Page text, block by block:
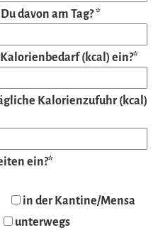
davon am Tag? *
(kcal) ein?*
Kalorienzufuhr (kcal)
ein?*
in der Kantine/Mensa
unterwegs